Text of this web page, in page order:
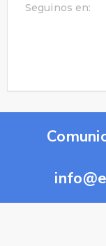
Seguinos en: